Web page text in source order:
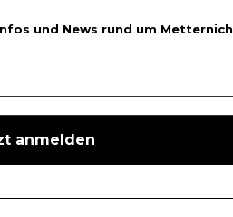
und News rund um Metternich